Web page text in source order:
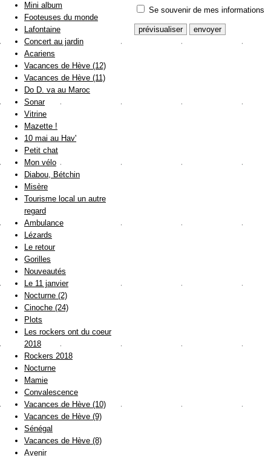
Se souvenir de mes informations
Mini album
Footeuses du monde
Lafontaine
Concert au jardin
Acariens
Vacances de Hève (12)
Vacances de Hève (11)
Do D. va au Maroc
Sonar
Vitrine
Mazette !
10 mai au Hav'
Petit chat
Mon vélo
Diabou, Bétchin
Misère
Tourisme local un autre
regard
Ambulance
Lézards
Le retour
Gorilles
Nouveautés
Le 11 janvier
Nocturne (2)
Cinoche (24)
Plots
Les rockers ont du coeur
2018
Rockers 2018
Nocturne
Mamie
Convalescence
Vacances de Hève (10)
Vacances de Hève (9)
Sénégal
Vacances de Hève (8)
Avenir